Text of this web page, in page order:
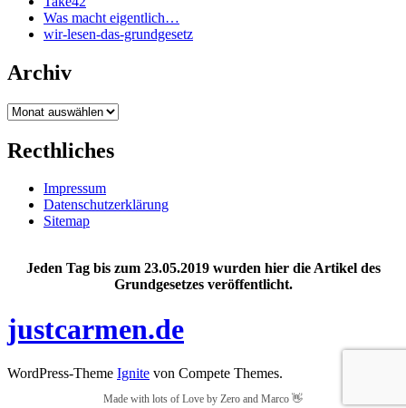
Was macht eigentlich…
wir-lesen-das-grundgesetz
Archiv
Archiv
Recthliches
Impressum
Datenschutzerklärung
Sitemap
Jeden Tag bis zum 23.05.2019 wurden hier die Artikel des
Grundgesetzes veröffentlicht.
justcarmen.de
WordPress-Theme Ignite von Compete Themes.
Made with lots of Love by Zero and Marco 👋